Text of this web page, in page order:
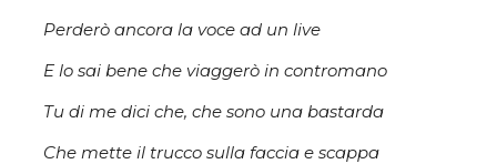
Perderò ancora la voce ad un live
E lo sai bene che viaggerò in contromano
Tu di me dici che, che sono una bastarda
Che mette il trucco sulla faccia e scappa